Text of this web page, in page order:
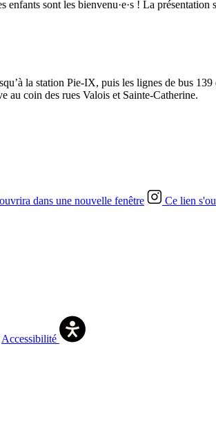
sont les bienvenu·e·s ! La présentation
la station Pie-IX, puis les lignes de bus
au coin des rues Valois et Sainte-Catherine.
dans une nouvelle fenêtre Ce lien
Accessibilité